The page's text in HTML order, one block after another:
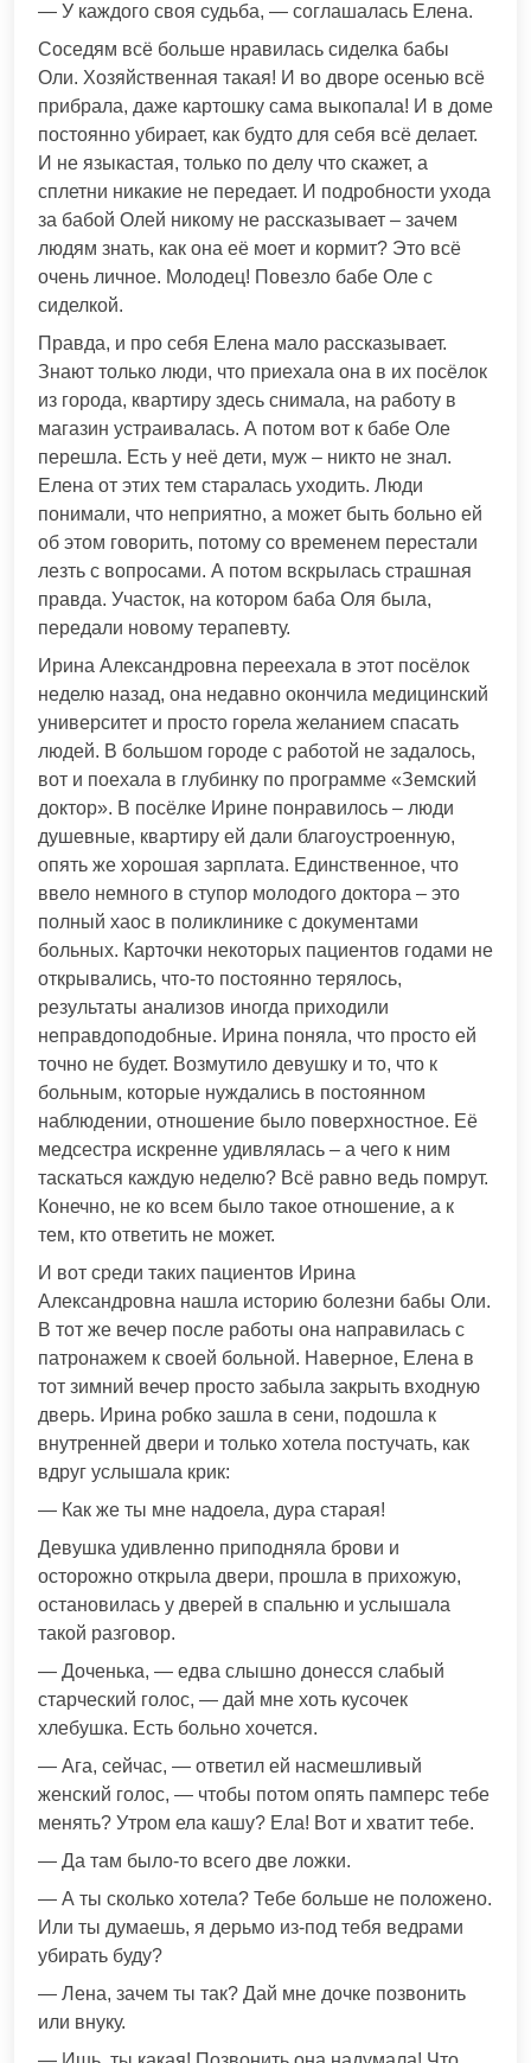
— У каждого своя судьба, — соглашалась Елена.
Соседям всё больше нравилась сиделка бабы
Оли. Хозяйственная такая! И во дворе осенью всё
прибрала, даже картошку сама выкопала! И в доме
постоянно убирает, как будто для себя всё делает.
И не языкастая, только по делу что скажет, а
сплетни никакие не передает. И подробности ухода
за бабой Олей никому не рассказывает – зачем
людям знать, как она её моет и кормит? Это всё
очень личное. Молодец! Повезло бабе Оле с
сиделкой.
Правда, и про себя Елена мало рассказывает.
Знают только люди, что приехала она в их посёлок
из города, квартиру здесь снимала, на работу в
магазин устраивалась. А потом вот к бабе Оле
перешла. Есть у неё дети, муж – никто не знал.
Елена от этих тем старалась уходить. Люди
понимали, что неприятно, а может быть больно ей
об этом говорить, потому со временем перестали
лезть с вопросами. А потом вскрылась страшная
правда. Участок, на котором баба Оля была,
передали новому терапевту.
Ирина Александровна переехала в этот посёлок
неделю назад, она недавно окончила медицинский
университет и просто горела желанием спасать
людей. В большом городе с работой не задалось,
вот и поехала в глубинку по программе «Земский
доктор». В посёлке Ирине понравилось – люди
душевные, квартиру ей дали благоустроенную,
опять же хорошая зарплата. Единственное, что
ввело немного в ступор молодого доктора – это
полный хаос в поликлинике с документами
больных. Карточки некоторых пациентов годами не
открывались, что-то постоянно терялось,
результаты анализов иногда приходили
неправдоподобные. Ирина поняла, что просто ей
точно не будет. Возмутило девушку и то, что к
больным, которые нуждались в постоянном
наблюдении, отношение было поверхностное. Её
медсестра искренне удивлялась – а чего к ним
таскаться каждую неделю? Всё равно ведь помрут.
Конечно, не ко всем было такое отношение, а к
тем, кто ответить не может.
И вот среди таких пациентов Ирина
Александровна нашла историю болезни бабы Оли.
В тот же вечер после работы она направилась с
патронажем к своей больной. Наверное, Елена в
тот зимний вечер просто забыла закрыть входную
дверь. Ирина робко зашла в сени, подошла к
внутренней двери и только хотела постучать, как
вдруг услышала крик:
— Как же ты мне надоела, дура старая!
Девушка удивленно приподняла брови и
осторожно открыла двери, прошла в прихожую,
остановилась у дверей в спальню и услышала
такой разговор.
— Доченька, — едва слышно донесся слабый
старческий голос, — дай мне хоть кусочек
хлебушка. Есть больно хочется.
— Ага, сейчас, — ответил ей насмешливый
женский голос, — чтобы потом опять памперс тебе
менять? Утром ела кашу? Ела! Вот и хватит тебе.
— Да там было-то всего две ложки.
— А ты сколько хотела? Тебе больше не положено.
Или ты думаешь, я дерьмо из-под тебя ведрами
убирать буду?
— Лена, зачем ты так? Дай мне дочке позвонить
или внуку.